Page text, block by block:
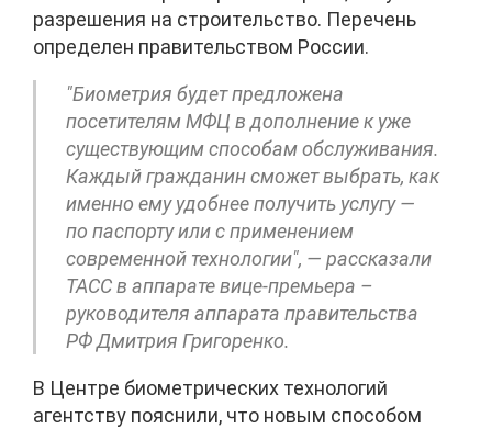
разрешения на строительство. Перечень
определен правительством России.
"Биометрия будет предложена
посетителям МФЦ в дополнение к уже
существующим способам обслуживания.
Каждый гражданин сможет выбрать, как
именно ему удобнее получить услугу —
по паспорту или с применением
современной технологии", — рассказали
ТАСС в аппарате вице-премьера –
руководителя аппарата правительства
РФ Дмитрия Григоренко.
В Центре биометрических технологий
агентству пояснили, что новым способом